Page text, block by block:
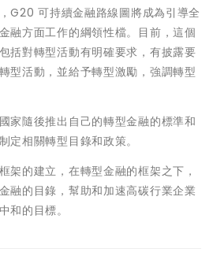
G20 可持續金融路線圖將成為引導全
融方面工作的綱領性檔。目前，這個
括對轉型活動有明確要求，有披露要
型活動，並給予轉型激勵，強調轉型
家隨後推出自己的轉型金融的標準和
定相關轉型目錄和政策。
架的建立，在轉型金融的框架之下，
融的目錄，幫助和加速高碳行業企業
和的目標。